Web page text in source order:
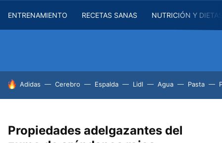
ENTRENAMIENTO RECETAS SANAS NUTRICIÓN Y
HOY SE HABLA DE
Adidas Cerebro Espalda Lidl Agua Pasta
Propiedades adelgazantes del